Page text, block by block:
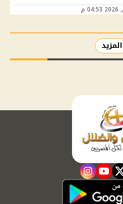
المزيد
twitter
youtube
instagram